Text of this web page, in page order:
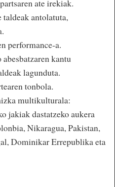
ate irekiak.
taldeak antolatuta,
performance-a.
kantu
lagunduta.
tonbola.
multikulturala:
jakiak dastatzeko aukera
Nikaragua, Pakistan,
Dominikar Errepublika eta